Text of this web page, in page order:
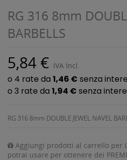
RG 316 8mm
BARBELLS
5,84 € IVA Incl.
RG 316 8mm DOUBLE JEWEL NAVEL
Aggiungi prodotti al carrello per
potrai usare per ottenere dei PREMI